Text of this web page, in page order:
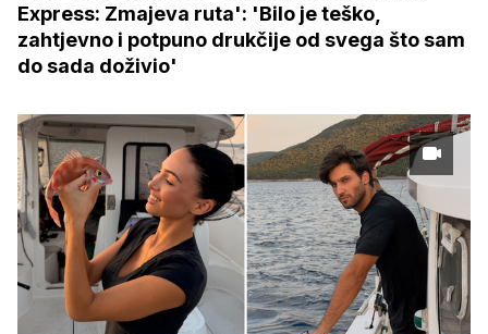
Express: Zmajeva ruta': 'Bilo je teško,
zahtjevno i potpuno drukčije od svega što sam
do sada doživio'